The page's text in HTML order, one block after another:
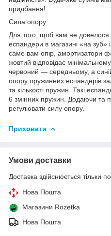
придбання!
Сила опору
Для того, щоб вам не довелося
еспандери в магазині «на зуб»
саме вам опір, амортизатори
жовтий відповідає
червоний — середньому, а
опору пружинних еспандерів
та кількості пружин. Такі
6 змінних пружин. Додаючи та
регулювати силу опору.
Приховати
Умови доставки
Доставка здійснюється тільки
Нова Пошта
Магазини Rozetka
Нова Пошта